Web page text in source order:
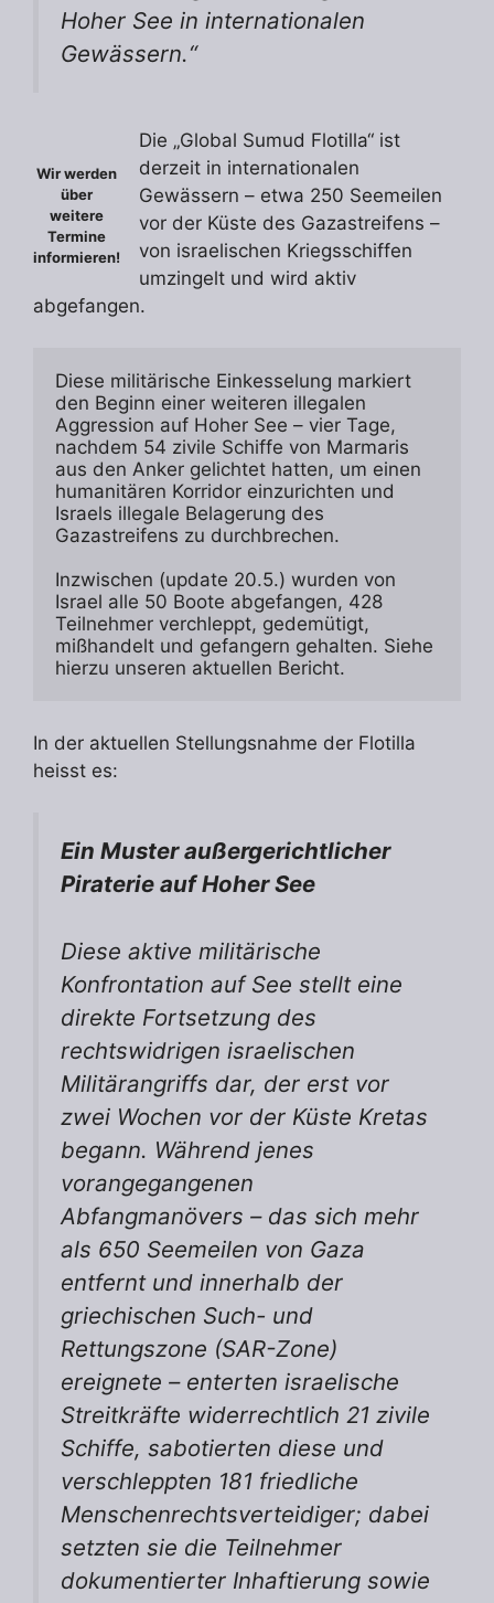
Hoher See in internationalen
Gewässern.“
Wir werden
über
weitere
Termine
informieren!
Die „Global Sumud Flotilla“ ist
derzeit in internationalen
Gewässern – etwa 250 Seemeilen
vor der Küste des Gazastreifens –
von israelischen Kriegsschiffen
umzingelt und wird aktiv
abgefangen.
Diese militärische Einkesselung markiert
den Beginn einer weiteren illegalen
Aggression auf Hoher See – vier Tage,
nachdem 54 zivile Schiffe von Marmaris
aus den Anker gelichtet hatten, um einen
humanitären Korridor einzurichten und
Israels illegale Belagerung des
Gazastreifens zu durchbrechen.
Inzwischen (update 20.5.) wurden von
Israel alle 50 Boote abgefangen, 428
Teilnehmer verchleppt, gedemütigt,
mißhandelt und gefangern gehalten. Siehe
hierzu unseren aktuellen Bericht.
In der aktuellen Stellungsnahme der Flotilla
heisst es:
Ein Muster außergerichtlicher
Piraterie auf Hoher See
Diese aktive militärische
Konfrontation auf See stellt eine
direkte Fortsetzung des
rechtswidrigen israelischen
Militärangriffs dar, der erst vor
zwei Wochen vor der Küste Kretas
begann. Während jenes
vorangegangenen
Abfangmanövers – das sich mehr
als 650 Seemeilen von Gaza
entfernt und innerhalb der
griechischen Such- und
Rettungszone (SAR-Zone)
ereignete – enterten israelische
Streitkräfte widerrechtlich 21 zivile
Schiffe, sabotierten diese und
verschleppten 181 friedliche
Menschenrechtsverteidiger; dabei
setzten sie die Teilnehmer
dokumentierter Inhaftierung sowie